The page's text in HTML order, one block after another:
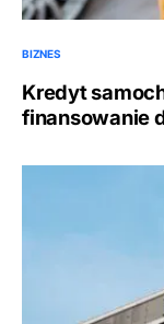
BIZNES
Kredyt
finansowanie